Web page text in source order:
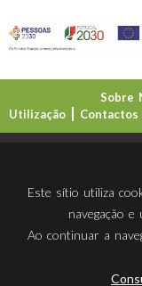
Sobre
Utilização
Contactos
Este sítio utiliza
navegação e
Ao continuar a